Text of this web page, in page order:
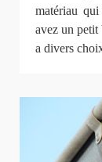
matériau
avez un petit
a divers